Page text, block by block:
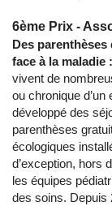
6ème Prix -
Des
face à la maladie :
vivent de
ou chronique
développé des
parenthèses
écologiques
d’exception, hors
les équipes
des soins. Depuis